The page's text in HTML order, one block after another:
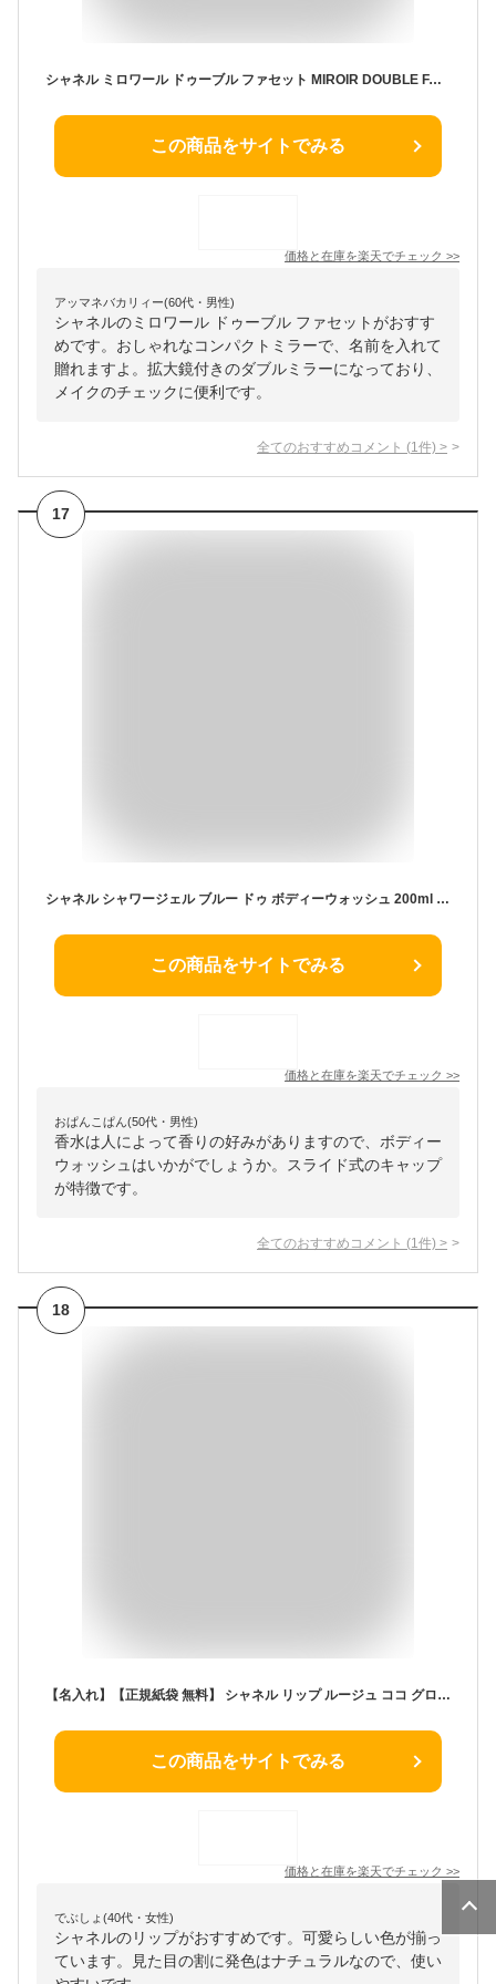
シャネル ミロワール ドゥーブル ファセット MIROIR DOUBLE FACETTES ダブルミラーコンパクト コンパクトミラー ショップ袋付 名入れ CHANEL レディース ブランド おしゃれ かわいい 正規品 新品 ギフト 母の日 ギフト
この商品をサイトでみる
価格と在庫を楽天でチェック >>
アッマネバカリィー(60代・男性)
シャネルのミロワール ドゥーブル ファセットがおすす
めです。おしゃれなコンパクトミラーで、名前を入れて
贈れますよ。拡大鏡付きのダブルミラーになっており、
メイクのチェックに便利です。
全てのおすすめコメント (1 件) >
17
シャネル シャワージェル ブルー ドゥ ボディーウォッシュ 200ml ボディ ソープ 化粧品 ブルードゥシャネル メンズ 香水 フレグランス ボディウォッシュ 石鹸 石けん せっけん バスソープ CHANEL 正規品 新品 ギフト 通販 誕生日プレゼント
この商品をサイトでみる
価格と在庫を楽天でチェック >>
おぱんこぱん(50代・男性)
香水は人によって香りの好みがありますので、ボディー
ウォッシュはいかがでしょうか。スライド式のキャップ
が特徴です。
全てのおすすめコメント (1 件) >
18
【名入れ】【正規紙袋 無料】 シャネル リップ ルージュ ココ グロス コスメ 化粧品 シャネルコスメ 口紅 落ちない 落ちにくい リップ リップグロス CHANEL Y2K メイク 正規品 ブランド 新品 2024年 ギフト 誕生日プレゼント 通販 ギフト プレゼント
この商品をサイトでみる
価格と在庫を楽天でチェック >>
でぶしょ(40代・女性)
シャネルのリップがおすすめです。可愛らしい色が揃っ
ています。見た目の割に発色はナチュラルなので、使い